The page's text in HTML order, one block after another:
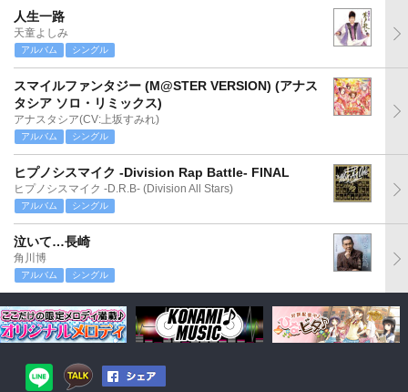
人生一路
天童よしみ
アルバム シングル
スマイルファンタジー (M@STER VERSION) (アナス
タシア ソロ・リミックス)
アナスタシア(CV:上坂すみれ)
アルバム シングル
ヒプノシスマイク -Division Rap Battle- FINAL
ヒプノシスマイク -D.R.B- (Division All Stars)
アルバム シングル
泣いて…長崎
角川博
アルバム シングル